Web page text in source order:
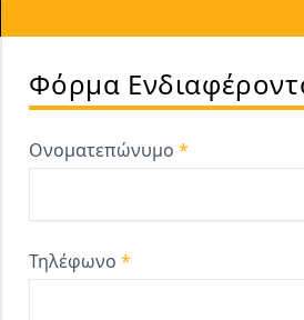
Φόρμα
Ονοματεπώνυμο*
Τηλέφωνο*